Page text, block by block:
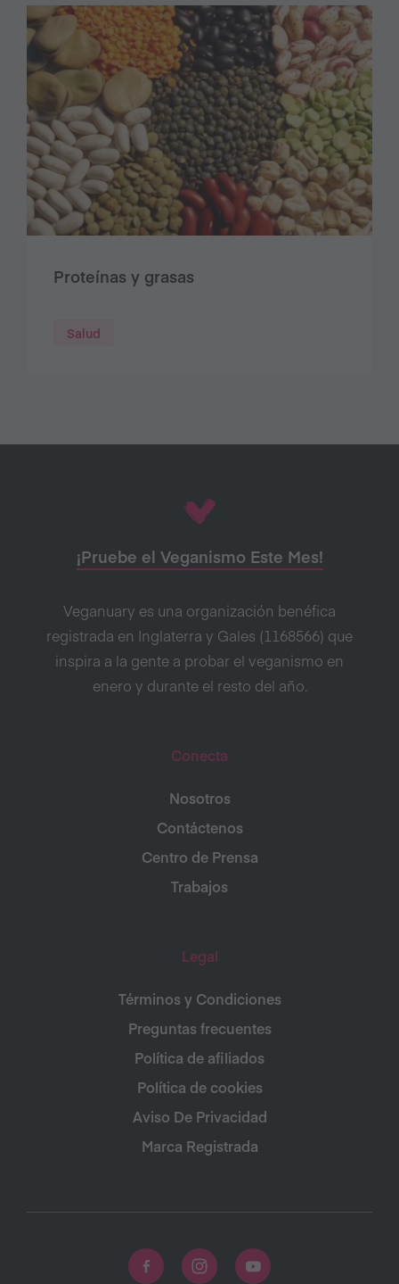
Proteínas y grasas
Salud
¡Pruebe el Veganismo Este Mes!
Veganuary es una organización benéfica
registrada en Inglaterra y Gales (1168566) que
inspira a la gente a probar el veganismo en
enero y durante el resto del año.
Conecta
Nosotros
Contáctenos
Centro de Prensa
Trabajos
Legal
Términos y Condiciones
Preguntas frecuentes
Política de afiliados
Política de cookies
Aviso De Privacidad
Marca Registrada